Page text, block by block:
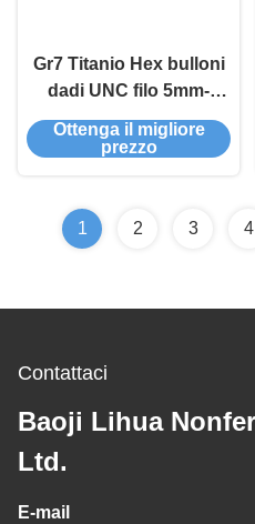
Gr7 Titanio Hex bulloni
dadi UNC filo 5mm-
500mm
Ottenga il migliore
prezzo
1 2 3 4
Contattaci
Baoji Lihua
Ltd.
E-mail